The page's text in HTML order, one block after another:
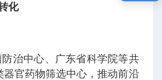
化
治中心、广东省科学院等共
官药物筛选中心，推动前沿